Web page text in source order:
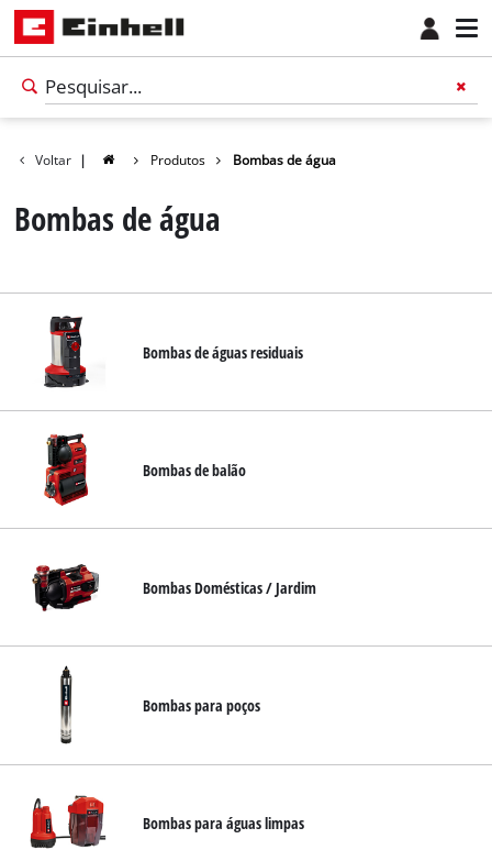
Português
PTPortuguês
English
Voltar | Produtos Bombas de água
Bombas de água
Bombas de águas residuais
Bombas de balão
Bombas Domésticas / Jardim
Bombas para poços
Bombas para águas limpas